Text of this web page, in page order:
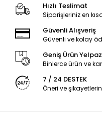
Hızlı Teslimat
Siparişleriniz en
Güvenli Alışveriş
Güvenli ve kolay
Geniş Ürün
Binlerce ürün ve
7 / 24 DESTEK
Öneri ve